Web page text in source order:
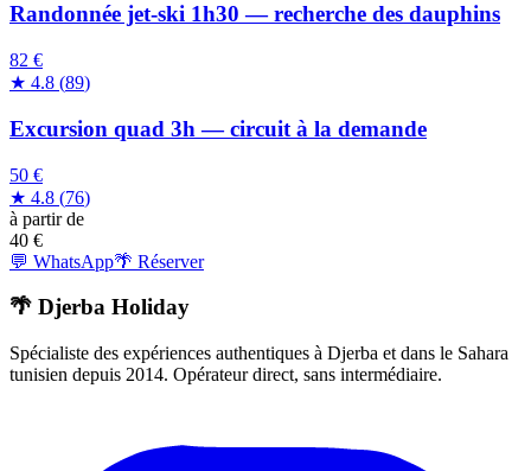
Randonnée jet-ski 1h30 — recherche des dauphins
82 €
★ 4.8 (89)
Excursion quad 3h — circuit à la demande
50 €
★ 4.8 (76)
à partir de
40 €
💬 WhatsApp🌴 Réserver
🌴 Djerba Holiday
Spécialiste des expériences authentiques à Djerba et dans le Sahara
tunisien depuis 2014. Opérateur direct, sans intermédiaire.